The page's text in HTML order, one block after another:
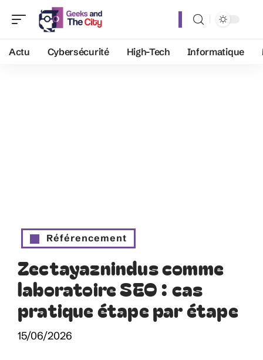
Actu Cybersécurité High-Tech Informatique
Référencement
Zectayaznindus comme
laboratoire SEO : cas
pratique étape par étape
15/06/2026